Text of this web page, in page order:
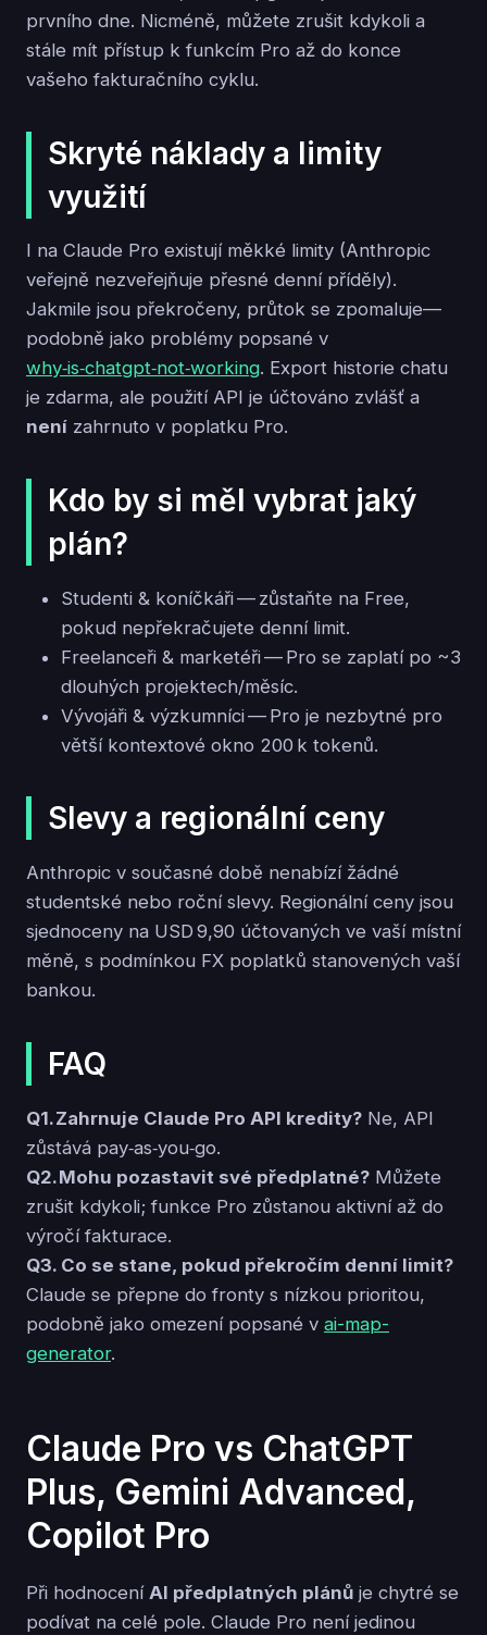
prvního dne. Nicméně, můžete zrušit kdykoli a
stále mít přístup k funkcím Pro až do konce
vašeho fakturačního cyklu.
Skryté náklady a limity
využití
I na Claude Pro existují měkké limity (Anthropic
veřejně nezveřejňuje přesné denní příděly).
Jakmile jsou překročeny, průtok se zpomaluje—
podobně jako problémy popsané v
why‑is‑chatgpt‑not‑working. Export historie chatu
je zdarma, ale použití API je účtováno zvlášť a
není zahrnuto v poplatku Pro.
Kdo by si měl vybrat jaký
plán?
Studenti & koníčkáři — zůstaňte na Free,
pokud nepřekračujete denní limit.
Freelanceři & marketéři — Pro se zaplatí po ~3
dlouhých projektech/měsíc.
Vývojáři & výzkumníci — Pro je nezbytné pro
větší kontextové okno 200 k tokenů.
Slevy a regionální ceny
Anthropic v současné době nenabízí žádné
studentské nebo roční slevy. Regionální ceny jsou
sjednoceny na USD 9,90 účtovaných ve vaší místní
měně, s podmínkou FX poplatků stanovených vaší
bankou.
FAQ
Q1. Zahrnuje Claude Pro API kredity? Ne, API
zůstává pay‑as‑you‑go.
Q2. Mohu pozastavit své předplatné? Můžete
zrušit kdykoli; funkce Pro zůstanou aktivní až do
výročí fakturace.
Q3. Co se stane, pokud překročím denní limit?
Claude se přepne do fronty s nízkou prioritou,
podobně jako omezení popsané v ai-map-
generator.
Claude Pro vs ChatGPT
Plus, Gemini Advanced,
Copilot Pro
Při hodnocení AI předplatných plánů je chytré se
podívat na celé pole. Claude Pro není jedinou